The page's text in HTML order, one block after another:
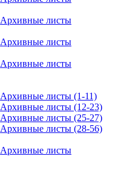
Архивные листы
Архивные листы
Архивные листы
Архивные листы (1-11)
Архивные листы (12-23)
Архивные листы (25-27)
Архивные листы (28-56)
Архивные листы